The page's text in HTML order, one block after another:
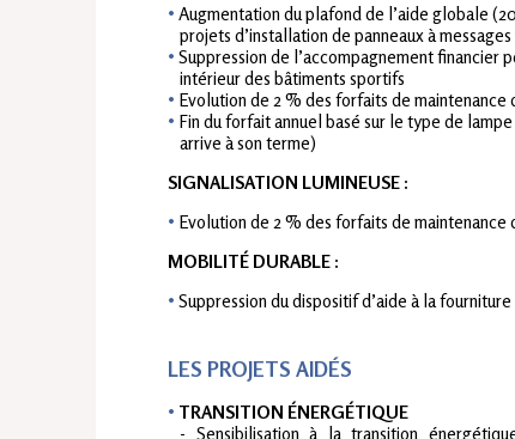
Augmentation du plafond de l’aide globale
projets d’installation de panneaux à
Suppression de l’accompagnement financier
intérieur des bâtiments sportifs
Evolution de 2 % des forfaits de maintenance
Fin du forfait annuel basé sur le type de
arrive à son terme)
SIGNALISATION LUMINEUSE :
Evolution de 2 % des forfaits de maintenance
MOBILITÉ DURABLE :
Suppression du dispositif d’aide à la
LES PROJETS AIDÉS
TRANSITION ÉNERGÉTIQUE
- Sensibilisation à la transition